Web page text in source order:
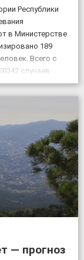
Республики
в Министерстве
189
Всего с
случаев
пациентов с
— прогноз